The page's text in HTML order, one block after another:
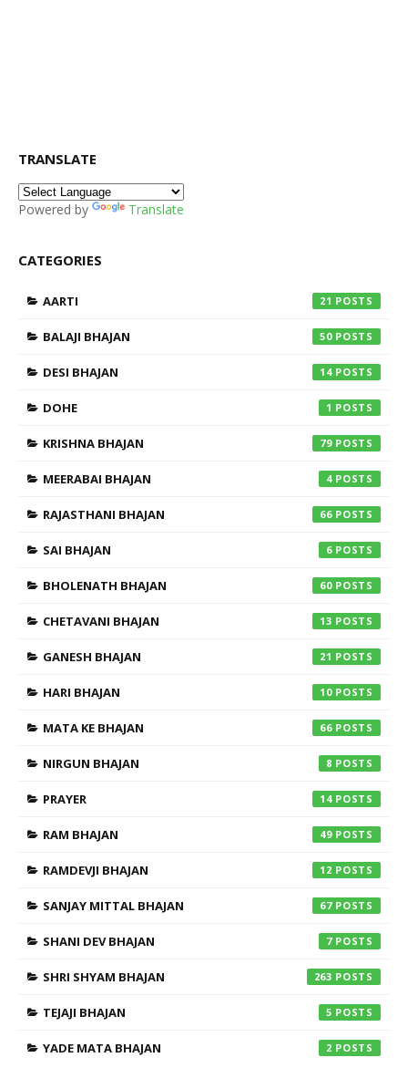
TRANSLATE
Powered by Translate
CATEGORIES
AARTI 21
BALAJI BHAJAN 50
DESI BHAJAN 14
DOHE 1
KRISHNA BHAJAN 79
MEERABAI BHAJAN 4
RAJASTHANI BHAJAN 66
SAI BHAJAN 6
BHOLENATH BHAJAN 60
CHETAVANI BHAJAN 13
GANESH BHAJAN 21
HARI BHAJAN 10
MATA KE BHAJAN 66
NIRGUN BHAJAN 8
PRAYER 14
RAM BHAJAN 49
RAMDEVJI BHAJAN 12
SANJAY MITTAL BHAJAN 67
SHANI DEV BHAJAN 7
SHRI SHYAM BHAJAN 263
TEJAJI BHAJAN 5
YADE MATA BHAJAN 2